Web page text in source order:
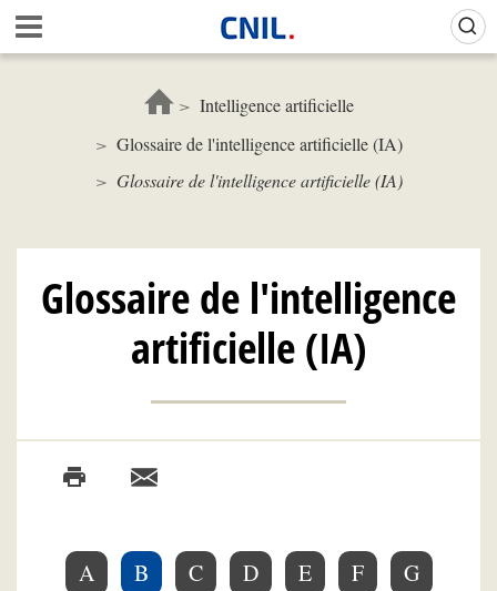
Aller
au
contenu
c
u
i
l
-
N
L
Intelligence artificielle
Glossaire de l'intelligence artificielle (IA)
Glossaire de l'intelligence artificielle (IA)
Glossaire de l'intelligence
artificielle (IA)
A B C D E F
G
Gestion de vos préférences sur les cookies (témoins de connexion)